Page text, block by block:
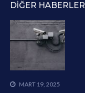
DIĞER HABERLER
MART 19, 2025